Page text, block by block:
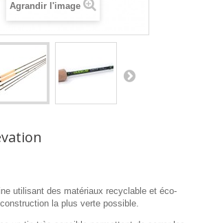
Agrandir l'image
utilisant des matériaux recyclable et éco-
la plus verte possible.